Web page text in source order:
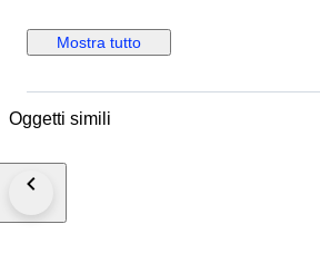
20,5 cm Gewicht ca. 92 g
Mostra tutto
Oggetti simili